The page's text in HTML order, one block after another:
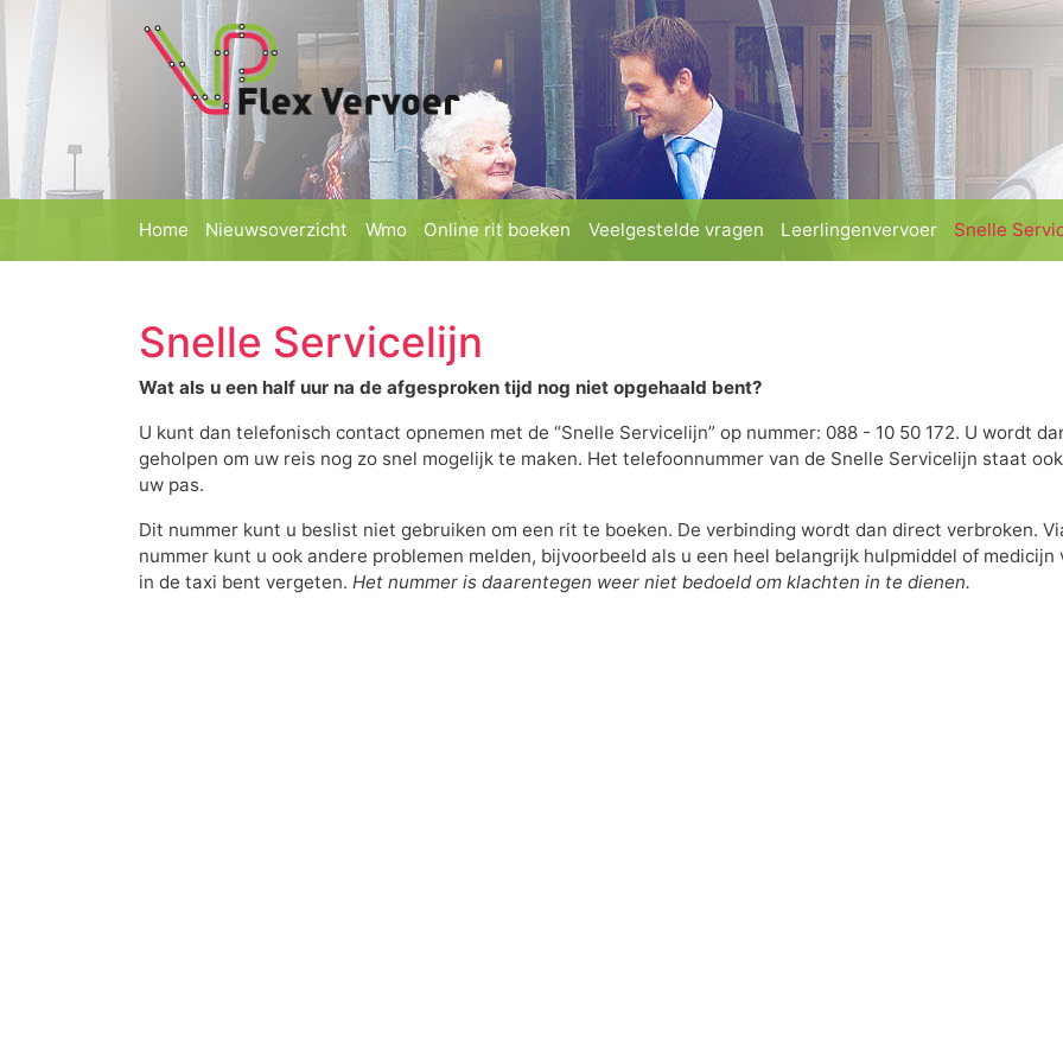
Home (current)
Nieuwsoverzicht (current)
Wmo(current)
Online rit boeken (current)
Veelgestelde vragen(current)
Leerlingenvervoer(current)
Snelle
Snelle Servicelijn
Wat als u een half uur na de afgesproken tijd nog niet opgehaald bent?
U kunt dan telefonisch contact opnemen met de “Snelle Servicelijn” op nummer: 088 - 10 50 172. U wordt
geholpen om uw reis nog zo snel mogelijk te maken. Het telefoonnummer van de Snelle Servicelijn staat
uw pas.
Dit nummer kunt u beslist niet gebruiken om een rit te boeken. De verbinding wordt dan direct verbroken.
nummer kunt u ook andere problemen melden, bijvoorbeeld als u een heel belangrijk hulpmiddel of medicijn
in de taxi bent vergeten. Het nummer is daarentegen weer niet bedoeld om klachten in te dienen.